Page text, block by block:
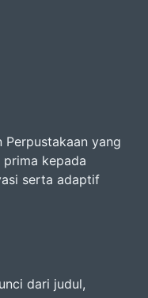
Perpustakaan yang
prima kepada
serta adaptif
dari judul,